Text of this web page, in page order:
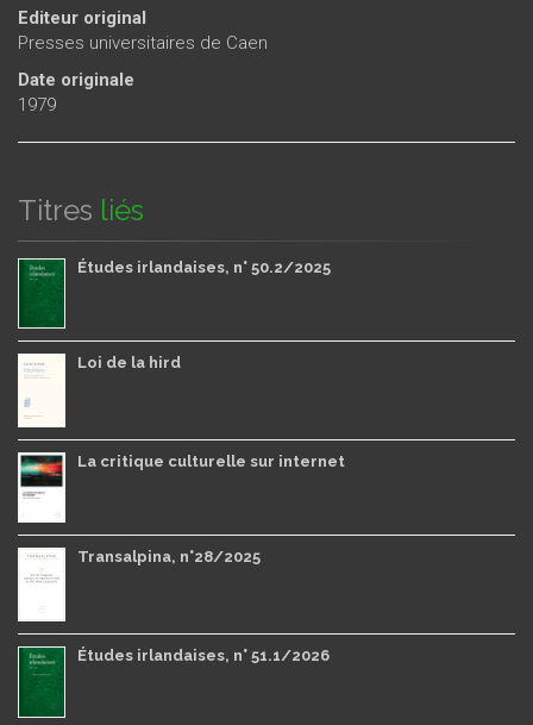
Editeur original
Presses universitaires de Caen
Date originale
1979
Titres liés
Études irlandaises, n° 50.2/2025
Loi de la hird
La critique culturelle sur internet
Transalpina, n°28/2025
Études irlandaises, n° 51.1/2026